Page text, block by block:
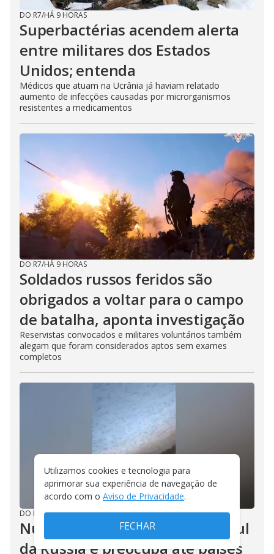
DO R7/HÁ 9 HORAS
Superbactérias acendem alerta
entre militares dos Estados
Unidos; entenda
Médicos que atuam na Ucrânia já haviam relatado
aumento de infecções causadas por microrganismos
resistentes a medicamentos
DO R7/HÁ 9 HORAS
Soldados russos feridos são
obrigados a voltar para o campo
de batalha, aponta investigação
Reservistas convocados e militares voluntários também
alegam que foram considerados aptos sem exames
completos
DO R7 06/08/2026
Nuvem de gafanhotos atinge sul
da Rússia e preocupa até países
Utilizamos cookies e tecnologia para
aprimorar sua experiência de navegação de
acordo com o Aviso de Privacidade.
FECHAR